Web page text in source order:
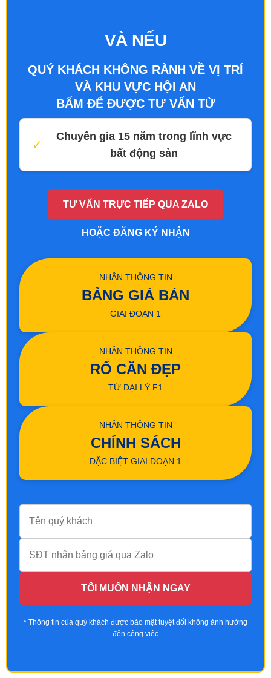
VÀ NẾU
QUÝ KHÁCH KHÔNG RÀNH VỀ VỊ TRÍ
VÀ KHU VỰC HỘI AN
BẤM ĐỂ ĐƯỢC TƯ VẤN TỪ
✓
Chuyên gia 15 năm trong lĩnh vực
bất động sản
TƯ VẤN TRỰC TIẾP QUA ZALO
HOẶC ĐĂNG KÝ NHẬN
NHẬN THÔNG TIN
BẢNG GIÁ BÁN
GIAI ĐOẠN 1
NHẬN THÔNG TIN
RỔ CĂN ĐẸP
TỪ ĐẠI LÝ F1
NHẬN THÔNG TIN
CHÍNH SÁCH
ĐẶC BIỆT GIAI ĐOẠN 1
TÔI MUỐN NHẬN NGAY
* Thông tin của quý khách được bảo mật tuyệt đối không ảnh hưởng
đến công việc